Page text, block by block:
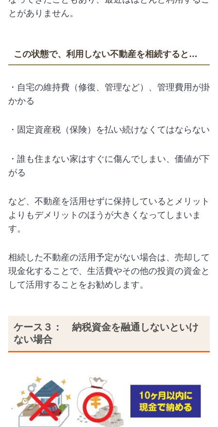
とがありません。
この状態で、利用しない不動産を相続すると…
・自宅の維持費（修復、管理など）、管理費用が掛
かかる
・固定資産税（保険）を払い続けなくてはならない
・誰も住まない家はすぐに傷んでしまい、価値が下
がる
など、不動産を活用せずに保持しているとメリット
よりもデメリットのほうが大きくなってしまいま
す。
相続した不動産の活用予定がない場合は、売却して
現金化することで、生活費やその他の投資の資金と
して活用することをお勧めします。
ケース３： 納税資金を融通しないといけ
ない場合